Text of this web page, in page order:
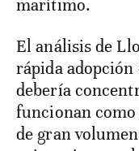
marítimo.
El análisis de
rápida
debería
funcionan como
de gran